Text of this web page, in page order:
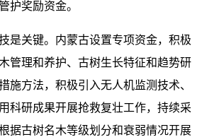
护奖励资金。
是关键。内蒙古设置专项资金，积极
管理和养护、古树生长特征和趋势研
施方法，积极引入无人机监测技术、
科研成果开展抢救复壮工作，持续采
据古树名木等级划分和衰弱情况开展